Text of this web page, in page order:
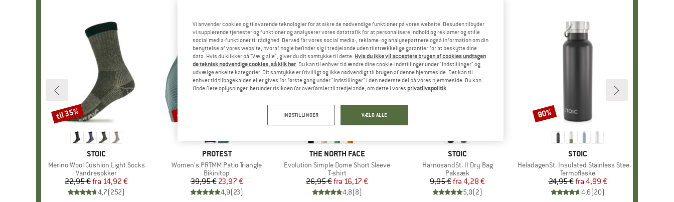
MÆRKE
STOIC
Artikel
Merino Wool Cushion Light Socks
Produktgruppe
Vandresokker
Pris
22,95 € Nedsat pris
fra 14,92 €
4,7(252)
Rabat
til 35%
MÆRKE
PROTEST
Artikel
Women's PRTMM Patio Triangle
Produktgruppe
Bikinitop
Pris
39,95 €Nedsat pris
23,97 €
4,9(23)
Rabat
40%
MÆRKE
THE NORTH FACE
Artikel
Evolution Simple Dome Short Sleeve
Produktgruppe
T-shirt
Pris
26,95 € Nedsat pris
fra 16,17 €
4,8(8)
Rabat
til 40%
MÆRKE
STOIC
Artikel
HarnosandSt. II Dry Bag
Produktgruppe
Paksæk
Pris
9,95 € Nedsat pris
fra 4,28 €
5,0(2)
MÆRKE
STOIC
Artikel
HeladagenSt. Insulated Stainless Steel Bottle 500
Produktgruppe
Termoflaske
Pris
24,95 € Nedsat pris
fra 4,99 €
4,6(20)
Rabat
80%
Vi anvender cookies og tilsvarende teknologier for at sikre de nødvendige funktioner på vores website. Desuden tilbyder
vi supplerende tjenester og funktioner og analyserer vores datatrafik for at personalisere indhold og reklamer og stille
social media-funktioner til rådighed. Derved får vores social media-, reklame- og analysepartnere også information om din
benyttelse af vores website, hvoraf nogle befinder sig i tredjelande uden tilstrækkelige garantier for at beskytte dine
data. Hvis du klikker på "Vælg alle", giver du dit samtykke til dette. Hvis du ikke vil acceptere brugen af cookies undtagen
de teknisk nødvendige cookies, så klik her. Du kan til enhver tid ændre dine cookie-indstillinger under "Indstillinger" og
udvælge enkelte kategorier. Dit samtykke er frivilligt og ikke nødvendigt til brugen af denne hjemmeside. Det kan til
enhver tid tilbagekaldes eller gives for første gang under "Indstillinger" i den nederste del på vores hjemmeside. Du kan
finde flere oplysninger, herunder risikoen for overførsler til tredjelande, om dette i vores privatlivspolitik.
INDSTILLINGER VÆLG ALLE